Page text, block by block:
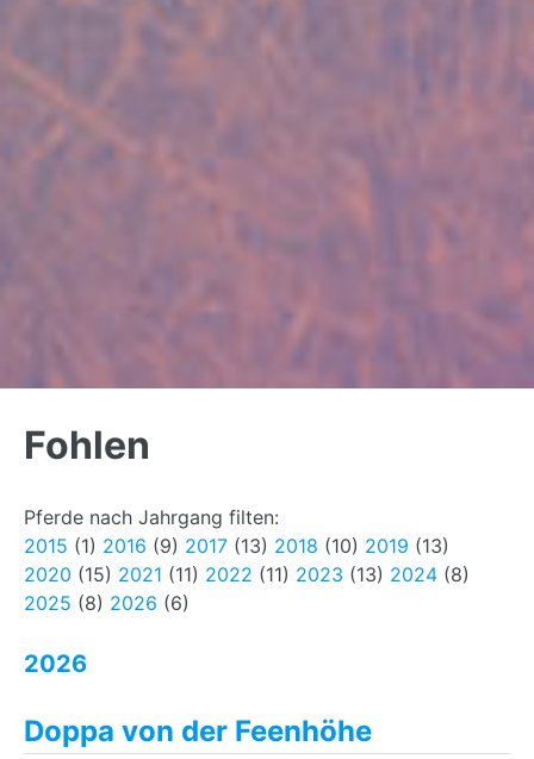
to
top
Fohlen
Pferde nach Jahrgang filten:
2015 (1) 2016 (9) 2017 (13) 2018 (10) 2019 (13)
2020 (15) 2021 (11) 2022 (11) 2023 (13) 2024 (8)
2025 (8) 2026 (6)
2026
Doppa von der Feenhöhe